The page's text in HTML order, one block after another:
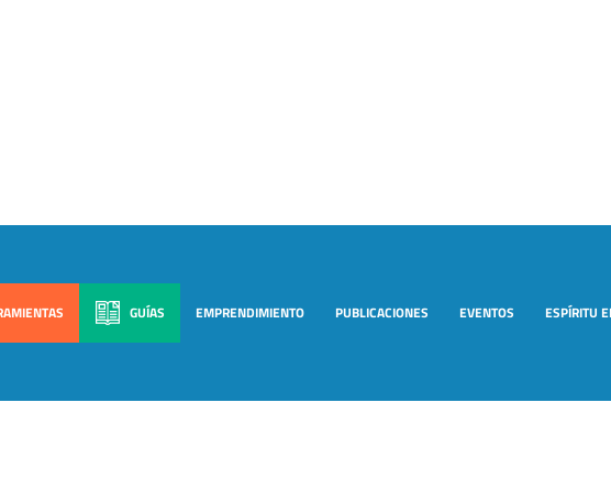
GUÍAS EMPRENDIMIENTO PUBLICACIONES EVENTOS ESPÍRITU